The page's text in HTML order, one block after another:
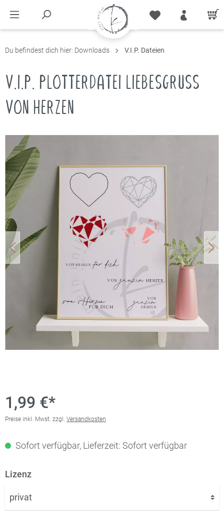
Du befindest dich hier: Downloads V.I.P. Dateien
V.I.P. PLOTTERDATEI LIEBESGRUSS V
ON HERZEN
1,99 €*
Preise inkl. Mwst. zzgl. Versandkosten
Sofort verfügbar, Lieferzeit: Sofort verfügbar
Lizenz